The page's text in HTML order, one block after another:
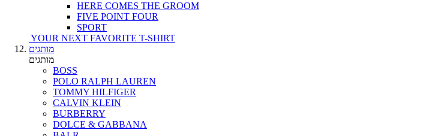
HERE COMES THE GROOM
FIVE POINT FOUR
SPORT
YOUR NEXT FAVORITE T-SHIRT
מותגים
מותגים
BOSS
POLO RALPH LAUREN
TOMMY HILFIGER
CALVIN KLEIN
BURBERRY
DOLCE & GABBANA